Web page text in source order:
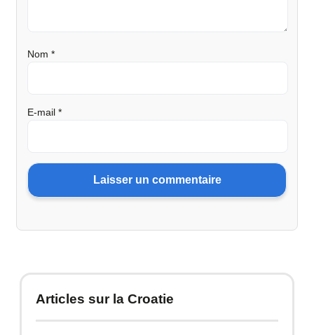
Nom *
E-mail *
Articles sur la Croatie